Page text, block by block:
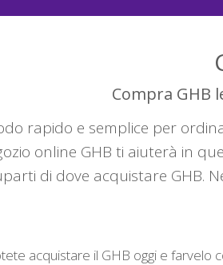
Compra GHB
rapido e semplice per
online GHB ti aiuterà in
di dove acquistare GHB.
acquistare il GHB oggi e